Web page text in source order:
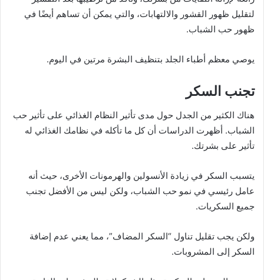
لتقليل ظهور القشور والالتهابات، والتي يمكن أن تساهم أيضًا في
ظهور حب الشباب.
يوصي معظم أطباء الجلد بتنظيف البشرة مرتين في اليوم.
تجنب السكر
هناك الكثير من الجدل حول مدى تأثير النظام الغذائي على تأثير حب
الشباب. أظهرت الدراسات أن كل ما تأكله في نظامك الغذائي له
تأثير على بشرتك.
يتسبب السكر في زيادة الأنسولين والهرمونات الأخرى، حيث أنه
عامل رئيسي في نمو حب الشباب، ولكن ليس من الأفضل تجنب
جميع السكريات.
ولكن يجب تقليل تناول “السكر المضاف”، مما يعني عدم إضافة
السكر إلى المشروبات.